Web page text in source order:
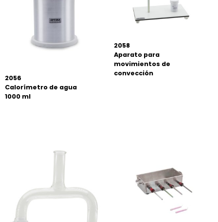
2056
Calorímetro de agua
1000 ml
2058
Aparato para
movimientos de
convección